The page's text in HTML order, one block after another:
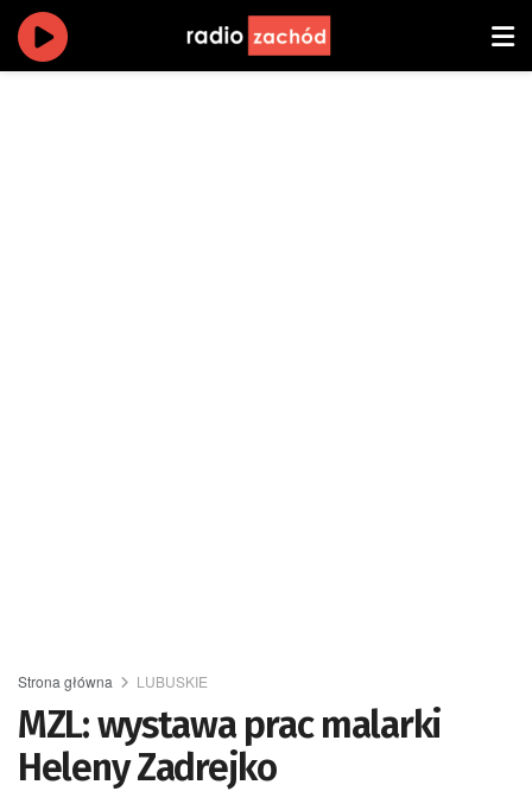
Strona główna LUBUSKIE
MZL: wystawa prac malarki
Heleny Zadrejko